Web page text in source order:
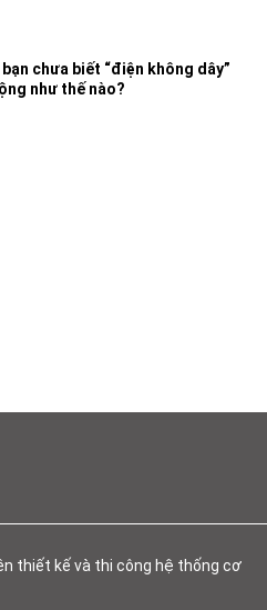
chưa biết “điện không dây”
như thế nào?
thiết kế và thi công hệ thống cơ